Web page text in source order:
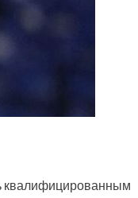
квалифицированным